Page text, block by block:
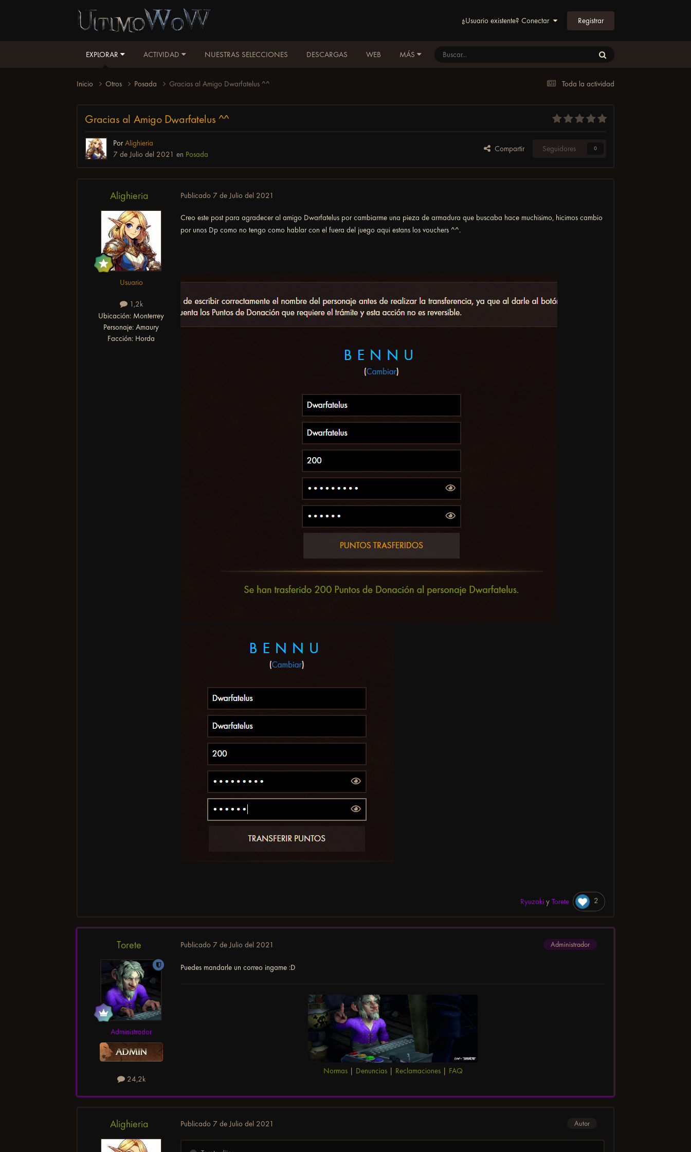
¿Usuario existente? Conectar Registrar
EXPLORAR ACTIVIDAD NUESTRAS SELECCIONES DESCARGAS WEB MÁS
Toda la actividad
Inicio Otros Posada Gracias al Amigo Dwarfatelus ^^
Gracias al Amigo Dwarfatelus ^^
PorAlighieria
7 de Julio del 2021 en Posada
Compartir Seguidores 0
Alighieria
Usuario
1,2k
Ubicación: Monterrey
Personaje: Amaury
Facción: Horda
Publicado 7 de Julio del 2021
Creo este post para agradecer al amigo Dwarfatelus por cambiarme una pieza de armadura que buscaba hace muchisimo, hicimos cambio
por unos Dp como no tengo como hablar con el fuera del juego aqui estans los vouchers ^^.
Ryuzakiy Torete 2
Torete
Administrador
24,2k
Administrador
Publicado 7 de Julio del 2021
Puedes mandarle un correo ingame :D
Normas| Denuncias| Reclamaciones| FAQ
Alighieria Autor
Publicado 7 de Julio del 2021